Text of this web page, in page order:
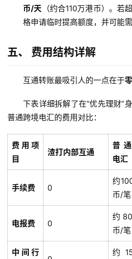
币/天 （约合110万港币）。若
格申请临时提高额度，并可能
五、 费用结构详解
互通转账最吸引人的一点在于
下表详细拆解了在“优先理财”
普通跨境电汇的费用对比：
费用项
目
渣打内部互通
普
电汇
手续费 0
约
币/笔
电报费 0
约
币/笔
中间行
约